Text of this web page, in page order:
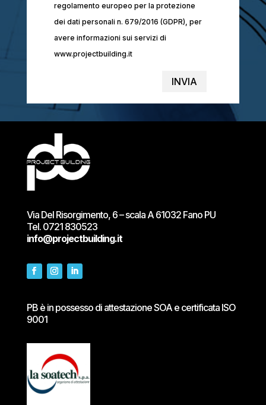
regolamento europeo per la protezione
dei dati personali n. 679/2016 (GDPR), per
avere informazioni sui servizi di
www.projectbuilding.it
INVIA
Via Del Risorgimento, 6 – scala A 61032 Fano PU
Tel. 0721 830523
info@projectbuilding.it
PB è in possesso di attestazione SOA e certificata ISO
9001